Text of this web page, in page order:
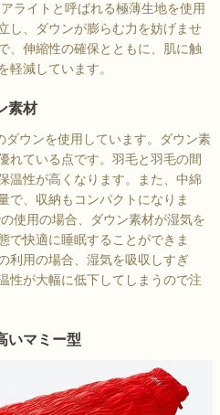
ライトと呼ばれる極薄生地を使用
し、ダウンが膨らむ力を妨げませ
、伸縮性の確保とともに、肌に触
軽減しています。
素材
ウンを使用しています。ダウン素
れている点です。羽毛と羽毛の間
温性が高くなります。また、中綿
で、収納もコンパクトになりま
使用の場合、ダウン素材が湿気を
で快適に睡眠することができま
利用の場合、湿気を吸収しすぎ
性が大幅に低下してしまうので注
いマミー型